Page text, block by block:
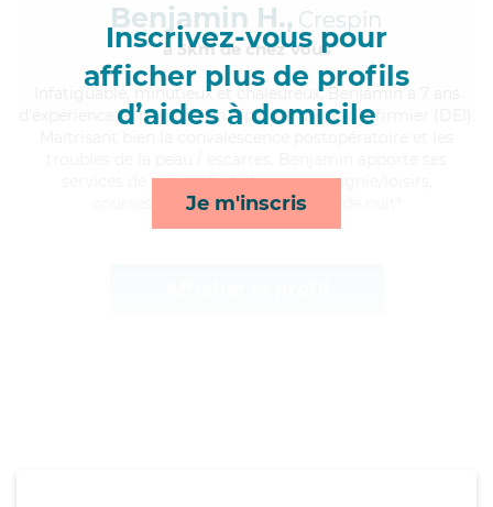
Inscrivez-vous pour
afficher plus de profils
d’aides à domicile
Je m'inscris
Benjamin H., Crespin
à 5km de chez Vous
, minutieux et chaleureux, Benjamin a 7 ans
d'expérience et possède un diplôme d'Etat d'infirmier (DEI).
services de toilette/habillage, compagnie/loisirs,
courses/livraison et surveillance de nuit*